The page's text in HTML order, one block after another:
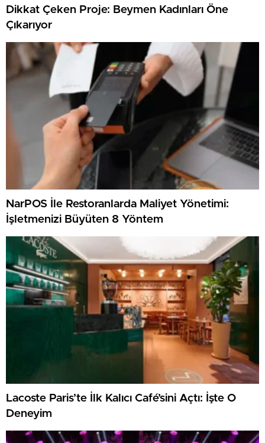
Dikkat Çeken Proje: Beymen Kadınları Öne
Çıkarıyor
NarPOS İle Restoranlarda Maliyet Yönetimi:
İşletmenizi Büyüten 8 Yöntem
Lacoste Paris’te İlk Kalıcı Café’sini Açtı: İşte O
Deneyim